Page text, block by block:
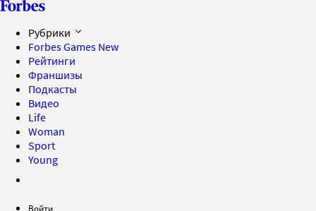
Рубрики
Forbes Games New
Рейтинги
Франшизы
Подкасты
Видео
Life
Woman
Sport
Young
Войти